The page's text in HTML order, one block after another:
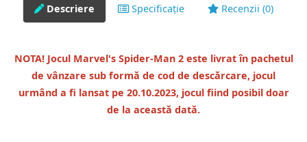
Descriere Specificație Recenzii (0)
NOTA! Jocul Marvel's Spider-Man 2 este livrat în pachetul
de vânzare sub formă de cod de descărcare, jocul
urmând a fi lansat pe 20.10.2023, jocul fiind posibil doar
de la această dată.